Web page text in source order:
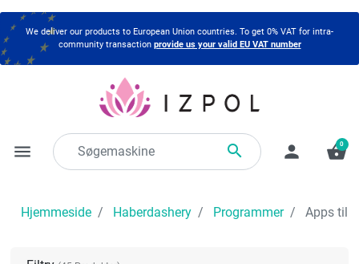
We deliver our products to European Union countries. To get 0% VAT for intra-
community transaction provide us your valid EU VAT number
menu  person shopping_basket
0
Hjemmeside Haberdashery Programmer Apps til